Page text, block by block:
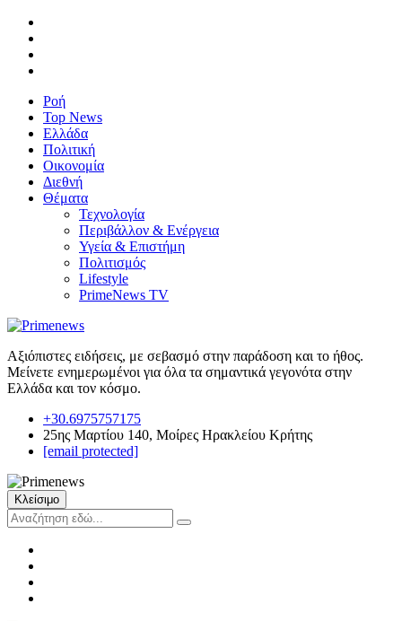
Ροή
Top News
Ελλάδα
Πολιτική
Οικονομία
Διεθνή
Θέματα
Τεχνολογία
Περιβάλλον & Ενέργεια
Υγεία & Επιστήμη
Πολιτισμός
Lifestyle
PrimeNews TV
Αξιόπιστες ειδήσεις, με σεβασμό στην παράδοση και το ήθος.
Μείνετε ενημερωμένοι για όλα τα σημαντικά γεγονότα στην
Ελλάδα και τον κόσμο.
+30.6975757175
25ης Μαρτίου 140, Μοίρες Ηρακλείου Κρήτης
[email protected]
Κλείσιμο